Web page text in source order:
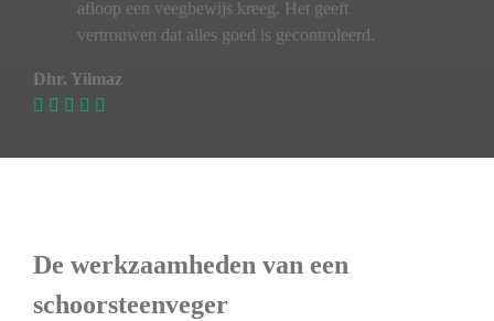
afloop een veegbewijs kreeg. Het geeft
vertrouwen dat alles goed is gecontroleerd.
Dhr. Yilmaz
De werkzaamheden van een
schoorsteenveger